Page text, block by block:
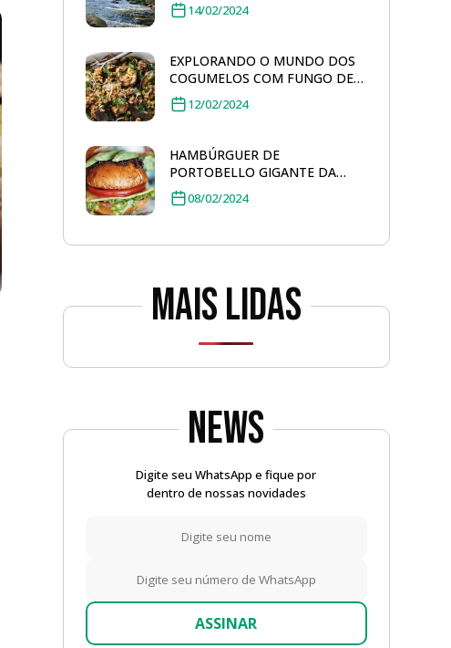
14/02/2024
EXPLORANDO O MUNDO DOS
COGUMELOS COM FUNGO DE
QUINTAL: SALADA DE FARRO
TOSTADO
12/02/2024
HAMBÚRGUER DE
PORTOBELLO GIGANTE DA
FUNGO DE QUINTAL
08/02/2024
Mais lidas
News
Digite seu WhatsApp e fique por
dentro de nossas novidades
ASSINAR